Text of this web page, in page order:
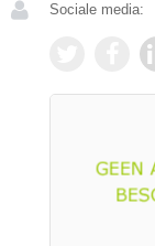
Sociale media: